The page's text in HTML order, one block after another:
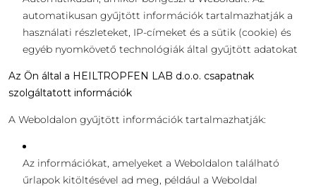
automatikusan gyűjtött információk tartalmazhatják a
használati részleteket, IP-címeket és a sütik (cookie) és
egyéb nyomkövető technológiák által gyűjtött adatokat
Az Ön által a HEILTROPFEN LAB d.o.o. csapatnak
szolgáltatott információk
A Weboldalon gyűjtött információk tartalmazhatják:
Az információkat, amelyeket a Weboldalon található
űrlapok kitöltésével ad meg, például a Weboldal